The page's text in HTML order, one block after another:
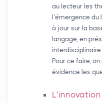
au lecteur les
l’émergence
à jour sur la
langage, en
Pour ce faire,
évidence les